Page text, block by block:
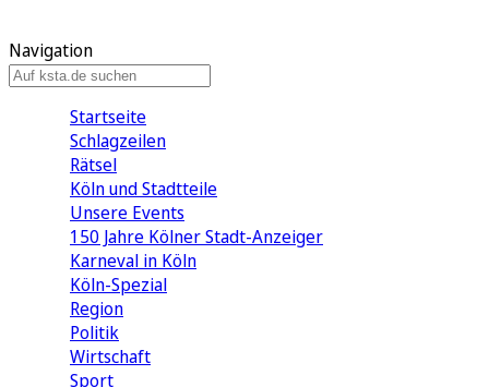
Navigation
Startseite
Schlagzeilen
Rätsel
Köln und Stadtteile
Unsere Events
150 Jahre Kölner Stadt-Anzeiger
Karneval in Köln
Köln-Spezial
Region
Politik
Wirtschaft
Sport